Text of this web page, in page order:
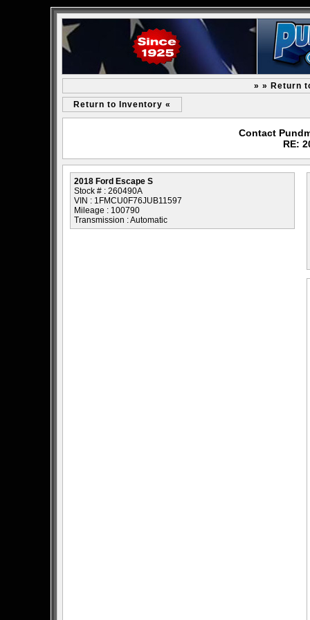
» » Return
Return to Inventory «
Contact
RE:
2018 Ford Escape S
Stock # : 260490A
VIN : 1FMCU0F76JUB11597
Mileage : 100790
Transmission : Automatic